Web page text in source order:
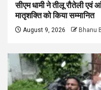
सीएम धामी ने तीलू रौतेली एवं
मातृशक्ति को किया सम्मानित
August 9, 2026 Bhanu